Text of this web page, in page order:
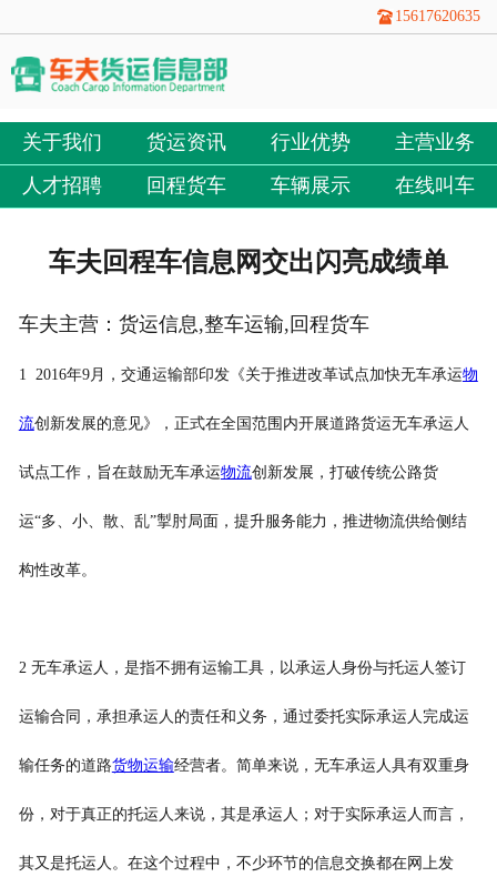
15617620635
关于我们 货运资讯 行业优势
主营业务
人才招聘
回程货车 车辆展示 在线叫车
车夫回程车信息网交出闪亮成绩单
车夫主营：货运信息,整车运输,回程货车
1 2016年9月，交通运输部印发《关于推进改革试点加快无车承运物
流创新发展的意见》，正式在全国范围内开展道路货运无车承运人
试点工作，旨在鼓励无车承运物流创新发展，打破传统公路货
运“多、小、散、乱”掣肘局面，提升服务能力，推进物流供给侧结
构性改革。
2 无车承运人，是指不拥有运输工具，以承运人身份与托运人签订
运输合同，承担承运人的责任和义务，通过委托实际承运人完成运
输任务的道路货物运输经营者。简单来说，无车承运人具有双重身
份，对于真正的托运人来说，其是承运人；对于实际承运人而言，
其又是托运人。在这个过程中，不少环节的信息交换都在网上发